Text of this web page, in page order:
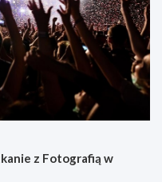
z Fotografią w